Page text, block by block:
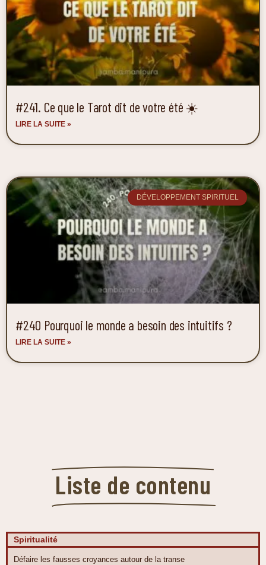
#241. Ce que le Tarot dit de votre été ☀️
LIRE LA SUITE »
DÉVELOPPEMENT SPIRITUEL
#240 Pourquoi le monde a besoin des intuitifs ?
LIRE LA SUITE »
Liste de contenu
Spiritualité
Défaire les fausses croyances autour de la transe